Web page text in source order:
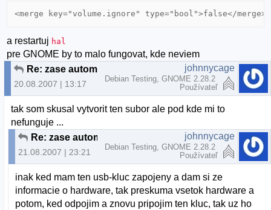
<merge key="volume.ignore" type="bool">false</merge>
a restartuj hal
pre GNOME by to malo fungovat, kde neviem
Re: zase automount
20.08.2007 | 13:17
johnnycage
Debian Testing, GNOME 2.28.2
Používateľ
tak som skusal vytvorit ten subor ale pod kde mi to
nefunguje ...
Re: zase automount
21.08.2007 | 23:21
johnnycage
Debian Testing, GNOME 2.28.2
Používateľ
inak ked mam ten usb-kluc zapojeny a dam si ze
informacie o hardware, tak preskuma vsetok hardware a
potom, ked odpojim a znovu pripojim ten kluc, tak uz ho